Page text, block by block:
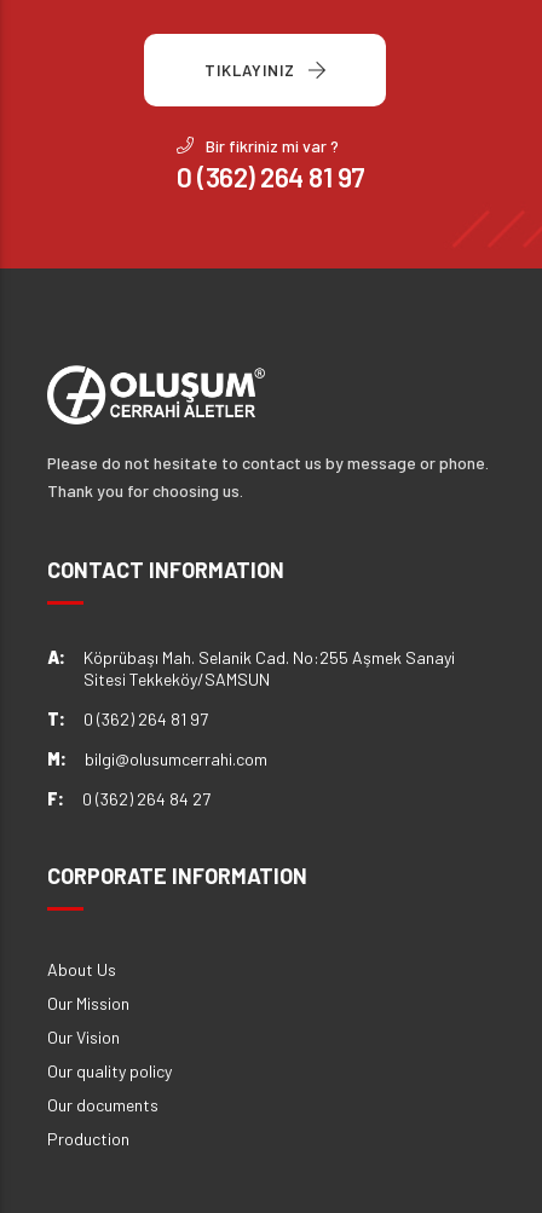
TIKLAYINIZ
Bir fikriniz mi var ?
0 (362) 264 81 97
Please do not hesitate to contact us by message or phone.
Thank you for choosing us.
CONTACT INFORMATION
A:
Köprübaşı Mah. Selanik Cad. No:255 Aşmek Sanayi
Sitesi Tekkeköy/SAMSUN
T:
0 (362) 264 81 97
M:
bilgi@olusumcerrahi.com
F:
0 (362) 264 84 27
CORPORATE INFORMATION
About Us
Our Mission
Our Vision
Our quality policy
Our documents
Production